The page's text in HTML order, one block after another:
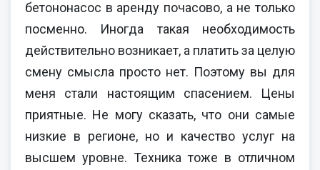
бетононасос в аренду почасово, а не только
посменно. Иногда такая необходимость
действительно возникает, а платить за целую
смену смысла просто нет. Поэтому вы для
меня стали настоящим спасением. Цены
приятные. Не могу сказать, что они самые
низкие в регионе, но и качество услуг на
высшем уровне. Техника тоже в отличном